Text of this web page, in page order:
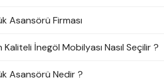
Asansörü Firması
Kaliteli İnegöl Mobilyası Nasıl Seçilir ?
Asansörü Nedir ?